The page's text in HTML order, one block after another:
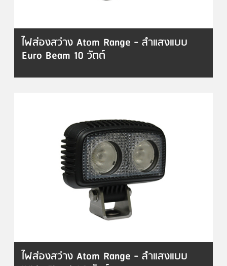
ไฟส่องสว่าง Atom Range - ลำแสงแบบ
Euro Beam 10 วัตต์
ไฟส่องสว่าง Atom Range - ลำแสงแบบ